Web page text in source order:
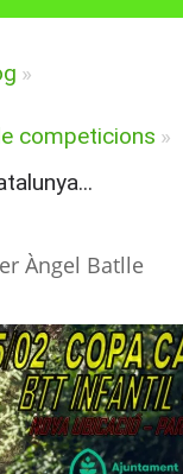
»
competicions »
Àngel Batlle